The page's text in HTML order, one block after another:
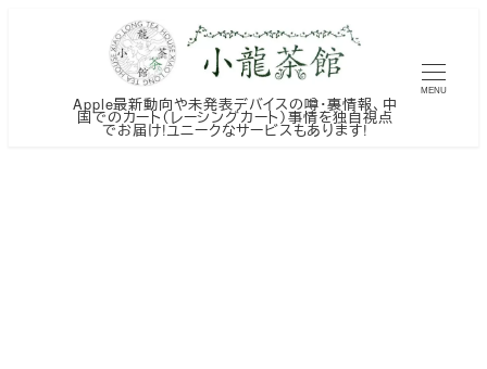
Apple最新動向や未発表デバイスの噂・裏情報、中
国でのカート（レーシングカート）事情を独自視点
でお届け!ユニークなサービスもあります!
MENU